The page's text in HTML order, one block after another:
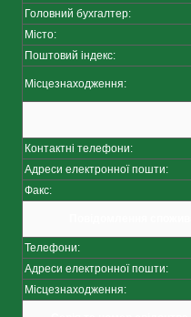
Головний бухгалтер:
Місто:
Поштовий індекс:
Місцезнаходження:
Контактні телефони:
Адреси електронної пошти:
Факс:
Телефони:
Адреси електронної пошти:
Місцезнаходження: